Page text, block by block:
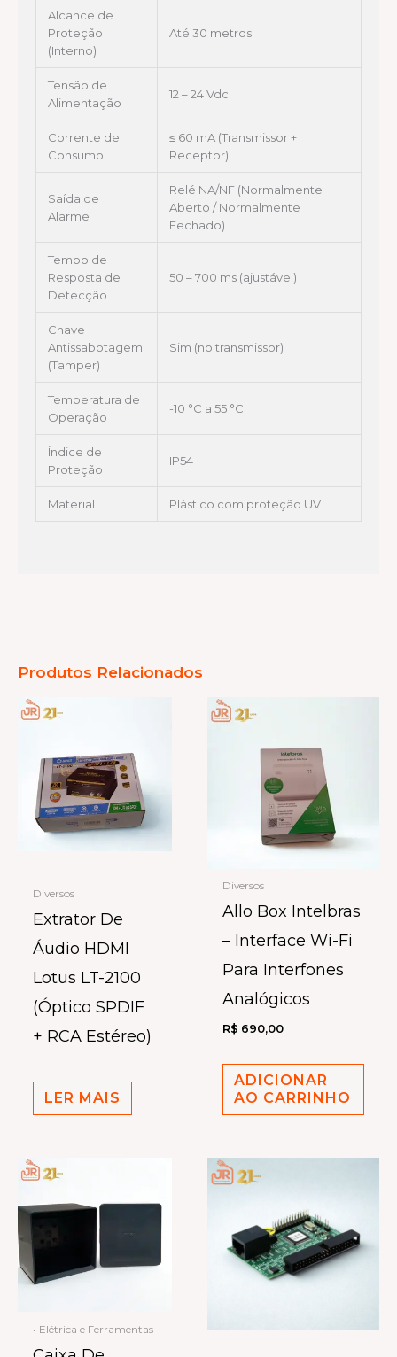
Alcance de
Proteção
(Interno)
Até 30 metros
Tensão de
Alimentação
12 – 24 Vdc
Corrente de
Consumo
≤ 60 mA (Transmissor +
Receptor)
Saída de
Alarme
Relé NA/NF (Normalmente
Aberto / Normalmente
Fechado)
Tempo de
Resposta de
Detecção
50 – 700 ms (ajustável)
Chave
Antissabotagem
(Tamper)
Sim (no transmissor)
Temperatura de
Operação
-10 °C a 55 °C
Índice de
Proteção
IP54
Material Plástico com proteção UV
Produtos Relacionados
Diversos
Extrator De
Áudio HDMI
Lotus LT-2100
(Óptico SPDIF
+ RCA Estéreo)
LER MAIS
Diversos
Allo Box Intelbras
– Interface Wi-Fi
Para Interfones
Analógicos
R$ 690,00
ADICIONAR
AO CARRINHO
• Elétrica e Ferramentas